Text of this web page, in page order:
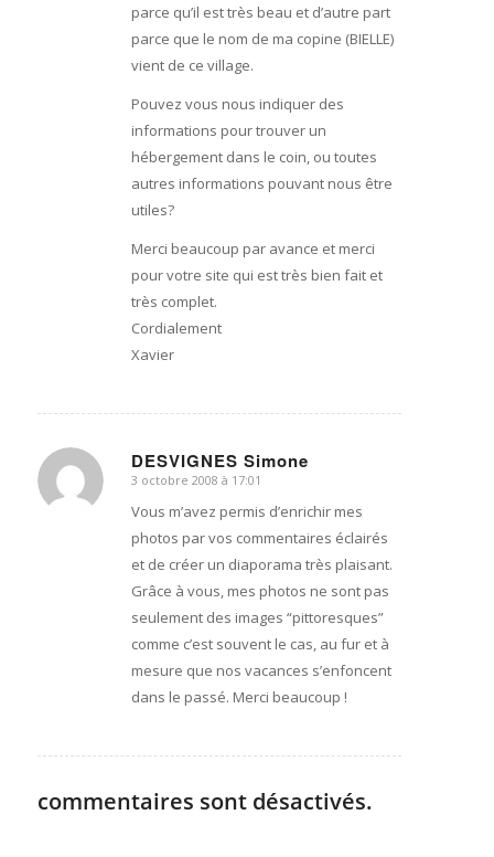
parce qu’il est très beau et d’autre part
parce que le nom de ma copine (BIELLE)
vient de ce village.
Pouvez vous nous indiquer des
informations pour trouver un
hébergement dans le coin, ou toutes
autres informations pouvant nous être
utiles?
Merci beaucoup par avance et merci
pour votre site qui est très bien fait et
très complet.
Cordialement
Xavier
DESVIGNES Simone
dit
:
3 octobre 2008 à 17:01
Vous m’avez permis d’enrichir mes
photos par vos commentaires éclairés
et de créer un diaporama très plaisant.
Grâce à vous, mes photos ne sont pas
seulement des images “pittoresques”
comme c’est souvent le cas, au fur et à
mesure que nos vacances s’enfoncent
dans le passé. Merci beaucoup !
commentaires sont désactivés.